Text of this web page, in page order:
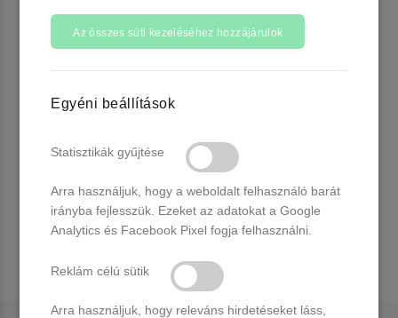
Az összes süti kezeléséhez hozzájárulok
Egyéni beállítások
Statisztikák gyűjtése
Arra használjuk, hogy a weboldalt felhasználó barát
irányba fejlesszük. Ezeket az adatokat a Google
Analytics és Facebook Pixel fogja felhasználni.
Reklám célú sütik
Arra használjuk, hogy releváns hirdetéseket láss,